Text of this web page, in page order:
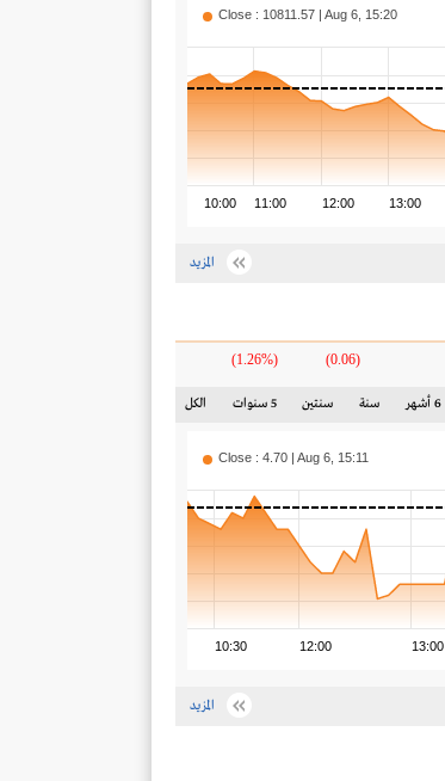
10:00 11:00 12:00 13:00
Close : 10811.57 | Aug 6, 15:20
المزيد
(0.06)
(1.26%)
6 أشهر سنة سنتين 5 سنوات الكل
10:30 12:00 13:00
Close : 4.70 | Aug 6, 15:11
المزيد